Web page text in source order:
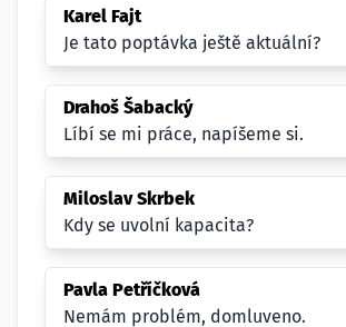
Karel Fajt
Je tato poptávka ještě aktuální?
Drahoš Šabacký
Líbí se mi práce, napíšeme si.
Miloslav Skrbek
Kdy se uvolní kapacita?
Pavla Petříčková
Nemám problém, domluveno.